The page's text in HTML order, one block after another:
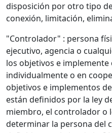
disposición por otro tipo
conexión, limitación,
"Controlador" : persona
ejecutivo, agencia o
los objetivos e
individualmente o en
objetivos e implementos
están definidos por la ley
miembro, el controlador o
determinar la persona del